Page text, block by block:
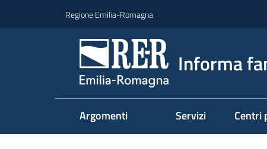
Regione Emilia-Romagna
Informa
Argomenti Servizi Centri